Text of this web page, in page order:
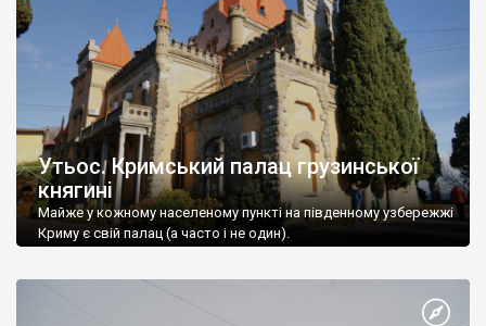
Утьос. Кримський палац грузинської
княгині
Майже у кожному населеному пункті на південному узбережжі
Криму є свій палац (а часто і не один).